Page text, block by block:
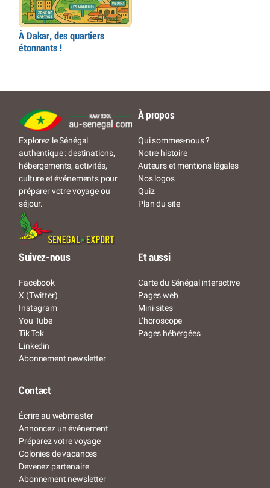
À Dakar, des quartiers
étonnants !
Explorez le Sénégal
authentique : destinations,
hébergements, activités,
culture et événements pour
préparer votre voyage ou
séjour.
À propos
Qui sommes-nous ?
Notre histoire
Auteurs et mentions légales
Nos logos
Quiz
Plan du site
Suivez-nous
Facebook
X (Twitter)
Instagram
You Tube
Tik Tok
Linkedin
Abonnement newsletter
Et aussi
Carte du Sénégal interactive
Pages web
Mini-sites
L’horoscope
Pages hébergées
Contact
Écrire au webmaster
Annoncez un événement
Préparez votre voyage
Colonies de vacances
Devenez partenaire
Abonnement newsletter